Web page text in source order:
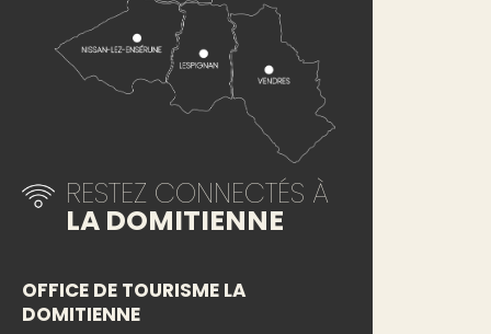
RESTEZ CONNECTÉS À
LA DOMITIENNE
OFFICE DE TOURISME LA
DOMITIENNE